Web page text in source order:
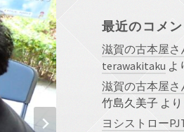
最近のコメン
滋賀の古本屋さ
terawakitaku よ
滋賀の古本屋さ
竹島久美子 より
ヨシストロー